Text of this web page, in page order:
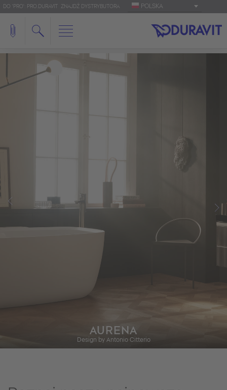
DO 'PRO': PRO.DURAVIT ZNAJDŹ DYSTRYBUTORA POLSKA
AURENA
Design by Antonio Citterio